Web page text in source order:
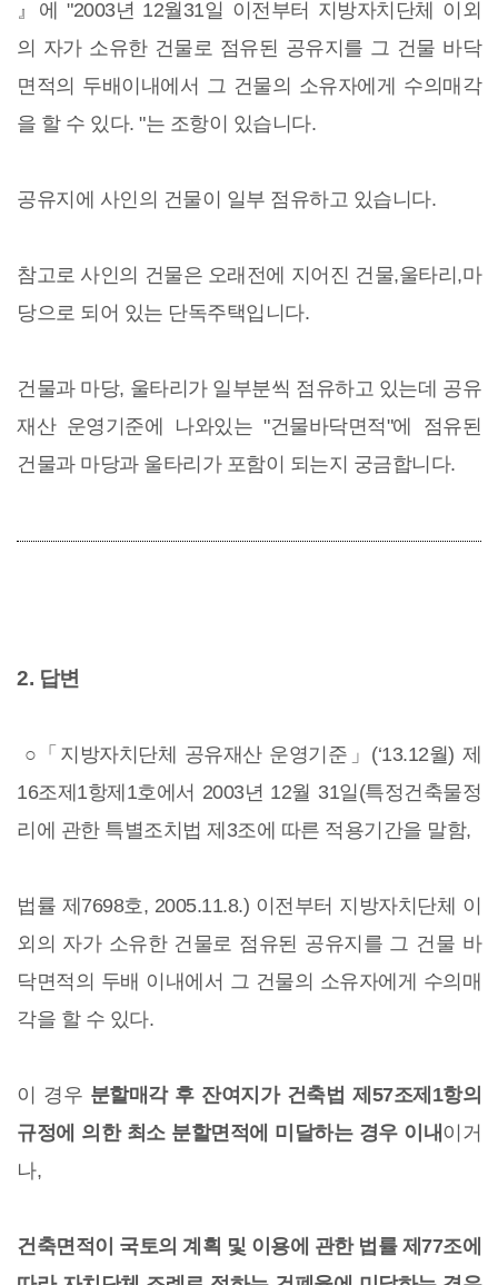
』에 "2003년 12월31일 이전부터 지방자치단체 이외
의 자가 소유한 건물로 점유된 공유지를 그 건물 바닥
면적의 두배이내에서 그 건물의 소유자에게 수의매각
을 할 수 있다. "는 조항이 있습니다.
공유지에 사인의 건물이 일부 점유하고 있습니다.
참고로 사인의 건물은 오래전에 지어진 건물,울타리,마
당으로 되어 있는 단독주택입니다.
건물과 마당, 울타리가 일부분씩 점유하고 있는데 공유
재산 운영기준에 나와있는 "건물바닥면적"에 점유된
건물과 마당과 울타리가 포함이 되는지 궁금합니다.
2. 답변
○「지방자치단체 공유재산 운영기준」(‘13.12월) 제
16조제1항제1호에서 2003년 12월 31일(특정건축물정
리에 관한 특별조치법 제3조에 따른 적용기간을 말함,
법률 제7698호, 2005.11.8.) 이전부터 지방자치단체 이
외의 자가 소유한 건물로 점유된 공유지를 그 건물 바
닥면적의 두배 이내에서 그 건물의 소유자에게 수의매
각을 할 수 있다.
이 경우 분할매각 후 잔여지가 건축법 제57조제1항의
규정에 의한 최소 분할면적에 미달하는 경우 이내 이거
나,
건축면적이 국토의 계획 및 이용에 관한 법률 제77조에